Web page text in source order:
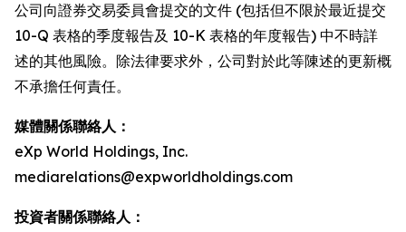
公司向證券交易委員會提交的文件 (包括但不限於最近提交
10-Q 表格的季度報告及 10-K 表格的年度報告) 中不時詳
述的其他風險。除法律要求外，公司對於此等陳述的更新概
不承擔任何責任。
媒體關係聯絡人：
eXp World Holdings, Inc.
mediarelations@expworldholdings.com
投資者關係聯絡人：